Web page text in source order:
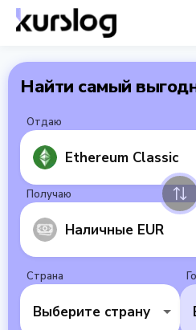
Найти самый
Отдаю
Ethereum Classic
Получаю
Наличные EUR
Страна
Выберите страну